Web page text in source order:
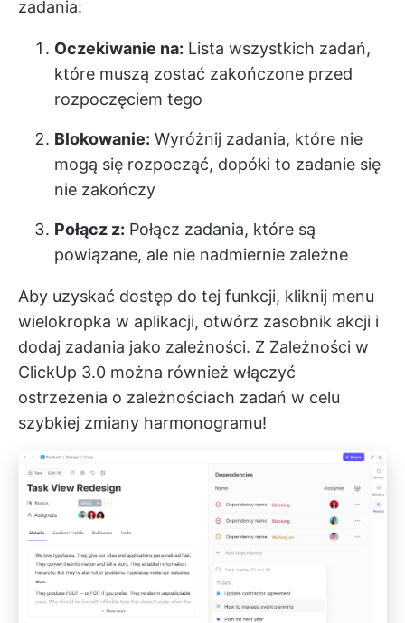
zadania:
Oczekiwanie na: Lista wszystkich zadań,
które muszą zostać zakończone przed
rozpoczęciem tego
Blokowanie: Wyróżnij zadania, które nie
mogą się rozpocząć, dopóki to zadanie się
nie zakończy
Połącz z: Połącz zadania, które są
powiązane, ale nie nadmiernie zależne
Aby uzyskać dostęp do tej funkcji, kliknij menu
wielokropka w aplikacji, otwórz zasobnik akcji i
dodaj zadania jako zależności. Z Zależności w
ClickUp 3.0 można również włączyć
ostrzeżenia o zależnościach zadań w celu
szybkiej zmiany harmonogramu!